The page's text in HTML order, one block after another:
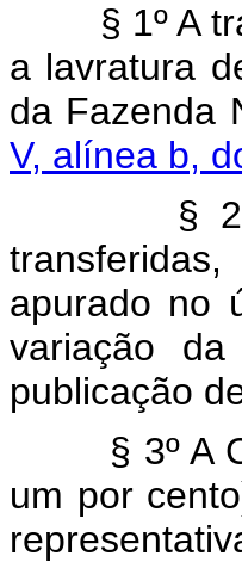
§ 1º A
a lavratura
da Fazenda
V, alínea b,
§ 2º
apurado no
variação
publicação
§ 3º A
um por